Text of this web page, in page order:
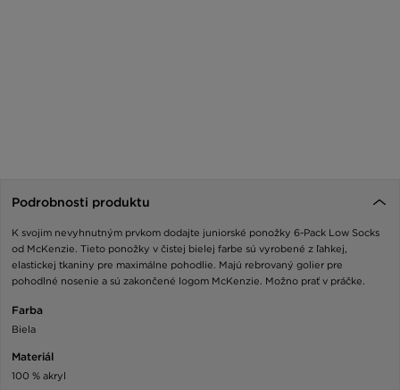
Podrobnosti produktu
K svojim nevyhnutným prvkom dodajte juniorské ponožky 6-Pack Low Socks
od McKenzie. Tieto ponožky v čistej bielej farbe sú vyrobené z ľahkej,
elastickej tkaniny pre maximálne pohodlie. Majú rebrovaný golier pre
pohodlné nosenie a sú zakončené logom McKenzie. Možno prať v práčke.
Farba
Biela
Materiál
100 % akryl